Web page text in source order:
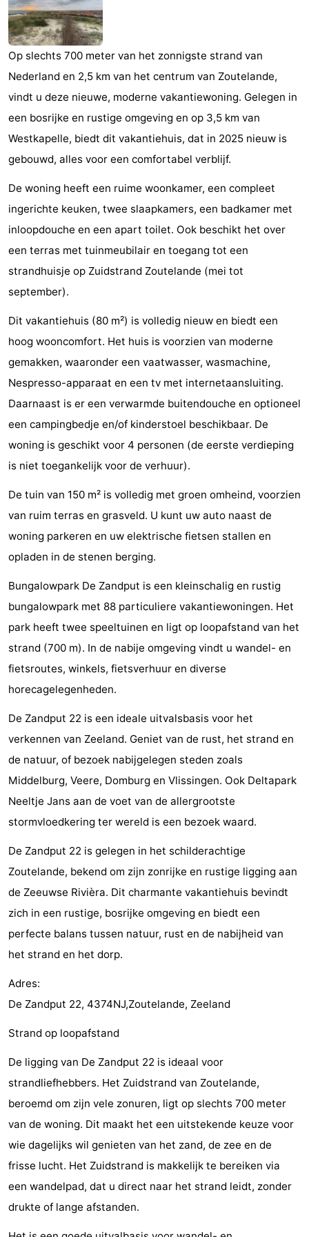
Zandput
Duinzicht
-
Joossesweg
-
Kustlicht
-
Meerpaal
Strandcamping
-
Bos
en
Duin
Lastminutes
Beach
See
&
do
-
Museums
-
Galleries
-
Monuments
-
Churches
-
Lighthouses
-
points
-
Playgrounds
playgrounds
Bowling
centres
Wellness
centers
Villages
&
Nature
tours
Sports
-
Swimming
pools
-
Cycling
-
Hiking
-
Horse
riding
-
Golf
courses
-
Sportfishing
Food
&
Beverages
Events
Ring
Practical
Route
Parking
Medical
Zeeland
Op slechts 700 meter van het zonnigste strand van
Nederland en 2,5 km van het centrum van Zoutelande,
vindt u deze nieuwe, moderne vakantiewoning. Gelegen in
een bosrijke en rustige omgeving en op 3,5 km van
Westkapelle, biedt dit vakantiehuis, dat in 2025 nieuw is
gebouwd, alles voor een comfortabel verblijf.
De woning heeft een ruime woonkamer, een compleet
ingerichte keuken, twee slaapkamers, een badkamer met
inloopdouche en een apart toilet. Ook beschikt het over
een terras met tuinmeubilair en toegang tot een
strandhuisje op Zuidstrand Zoutelande (mei tot
september).
Dit vakantiehuis (80 m²) is volledig nieuw en biedt een
hoog wooncomfort. Het huis is voorzien van moderne
gemakken, waaronder een vaatwasser, wasmachine,
Nespresso-apparaat en een tv met internetaansluiting.
Daarnaast is er een verwarmde buitendouche en optioneel
een campingbedje en/of kinderstoel beschikbaar. De
woning is geschikt voor 4 personen (de eerste verdieping
is niet toegankelijk voor de verhuur).
De tuin van 150 m² is volledig met groen omheind, voorzien
van ruim terras en grasveld. U kunt uw auto naast de
woning parkeren en uw elektrische fietsen stallen en
opladen in de stenen berging.
Bungalowpark De Zandput is een kleinschalig en rustig
bungalowpark met 88 particuliere vakantiewoningen. Het
park heeft twee speeltuinen en ligt op loopafstand van het
strand (700 m). In de nabije omgeving vindt u wandel- en
fietsroutes, winkels, fietsverhuur en diverse
horecagelegenheden.
De Zandput 22 is een ideale uitvalsbasis voor het
verkennen van Zeeland. Geniet van de rust, het strand en
de natuur, of bezoek nabijgelegen steden zoals
Middelburg, Veere, Domburg en Vlissingen. Ook Deltapark
Neeltje Jans aan de voet van de allergrootste
stormvloedkering ter wereld is een bezoek waard.
De Zandput 22 is gelegen in het schilderachtige
Zoutelande, bekend om zijn zonrijke en rustige ligging aan
de Zeeuwse Rivièra. Dit charmante vakantiehuis bevindt
zich in een rustige, bosrijke omgeving en biedt een
perfecte balans tussen natuur, rust en de nabijheid van
het strand en het dorp.
Adres:
De Zandput 22, 4374NJ,Zoutelande, Zeeland
Strand op loopafstand
De ligging van De Zandput 22 is ideaal voor
strandliefhebbers. Het Zuidstrand van Zoutelande,
beroemd om zijn vele zonuren, ligt op slechts 700 meter
van de woning. Dit maakt het een uitstekende keuze voor
wie dagelijks wil genieten van het zand, de zee en de
frisse lucht. Het Zuidstrand is makkelijk te bereiken via
een wandelpad, dat u direct naar het strand leidt, zonder
drukte of lange afstanden.